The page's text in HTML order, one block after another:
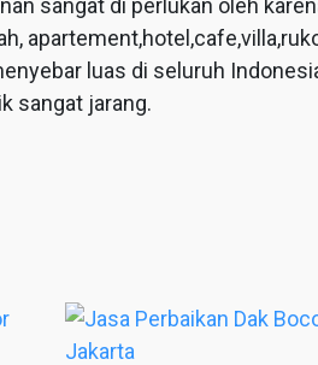
sangat di perlukan oleh
luas di seluruh
sangat jarang.